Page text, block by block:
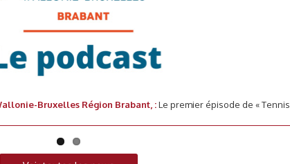
Bruxelles Région Brabant, :Le premier épisode de « Tennis
» est en ligne